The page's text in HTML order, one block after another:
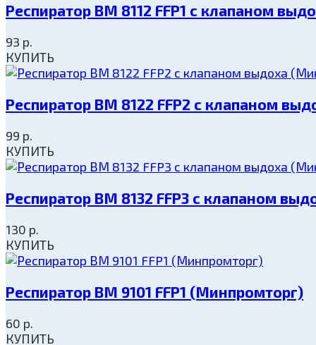
Респиратор ВМ 8112 FFP1 с клапаном
93 р.
КУПИТЬ
Респиратор ВМ 8122 FFP2 с клапаном
99 р.
КУПИТЬ
Респиратор ВМ 8132 FFP3 с клапаном
130 р.
КУПИТЬ
Респиратор ВМ 9101 FFP1 (Минпромторг)
60 р.
КУПИТЬ